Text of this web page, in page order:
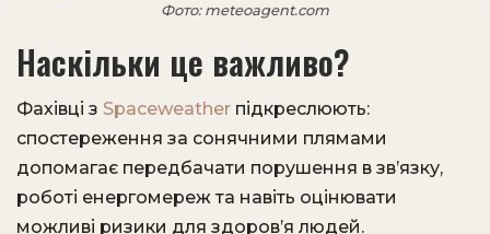
Фото: meteoagent.com
Наскільки це важливо?
Фахівці з Spaceweather підкреслюють:
спостереження за сонячними плямами
допомагає передбачати порушення в зв’язку,
роботі енергомереж та навіть оцінювати
можливі ризики для здоров’я людей.